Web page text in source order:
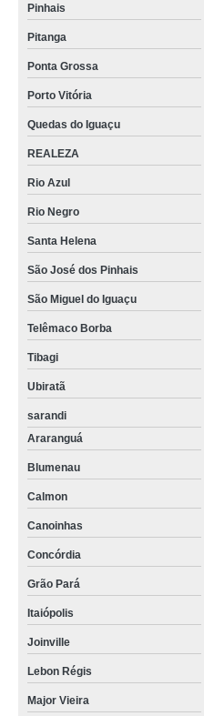
Pinhais
Pitanga
Ponta Grossa
Porto Vitória
Quedas do Iguaçu
REALEZA
Rio Azul
Rio Negro
Santa Helena
São José dos Pinhais
São Miguel do Iguaçu
Telêmaco Borba
Tibagi
Ubiratã
sarandi
Araranguá
Blumenau
Calmon
Canoinhas
Concórdia
Grão Pará
Itaiópolis
Joinville
Lebon Régis
Major Vieira